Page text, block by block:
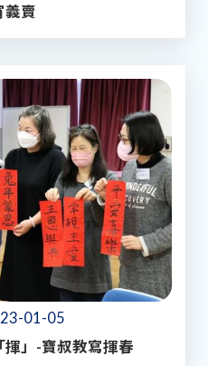
義賣
01-05
」-寶叔教寫揮春